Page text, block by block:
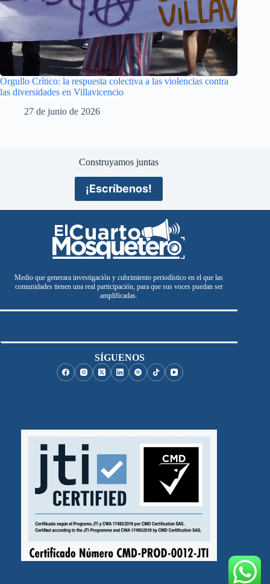
Orgullo Crítico: la respuesta colectiva a las violencias contra
las diversidades en Villavicencio
27 de junio de 2026
Construyamos juntas
¡Escríbenos!
Medio que generara investigación y cubrimiento periodístico en el que las
comunidades tienen una real participación, para que sus voces puedan ser
amplificadas.
SÍGUENOS